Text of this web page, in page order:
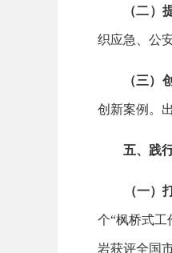
（二）
织应急、公
（三）
创新案例。
五、践
（一）
个“枫桥式工
岩获评全国